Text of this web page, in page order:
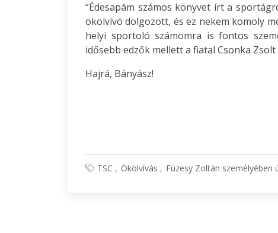
“Édesapám számos könyvet írt a
ökölvívó dolgozott, és ez nekem komoly
helyi sportoló számomra is fontos
idősebb edzők mellett a fiatal Csonka
Hajrá, Bányász!
TSC Ökölvívás Füzesy Zoltán személyében